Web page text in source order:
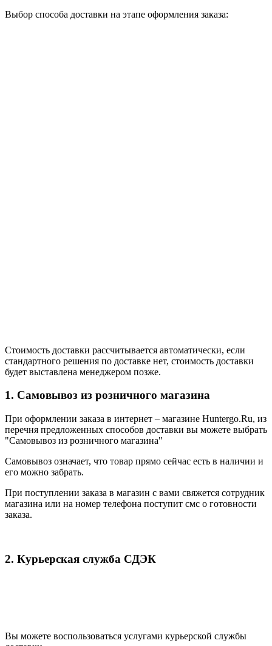
Выбор способа доставки на этапе оформления заказа:
Стоимость доставки рассчитывается автоматически, если
стандартного решения по доставке нет, стоимость доставки
будет выставлена менеджером позже.
1. Самовывоз из розничного магазина
При оформлении заказа в интернет – магазине Huntergo.Ru, из
перечня предложенных способов доставки вы можете выбрать
"Самовывоз из розничного магазина"
Самовывоз означает, что товар прямо сейчас есть в наличии и
его можно забрать.
При поступлении заказа в магазин с вами свяжется сотрудник
магазина или на номер телефона поступит смс о готовности
заказа.
2. Курьерская служба СДЭК
Вы можете воспользоваться услугами курьерской службы